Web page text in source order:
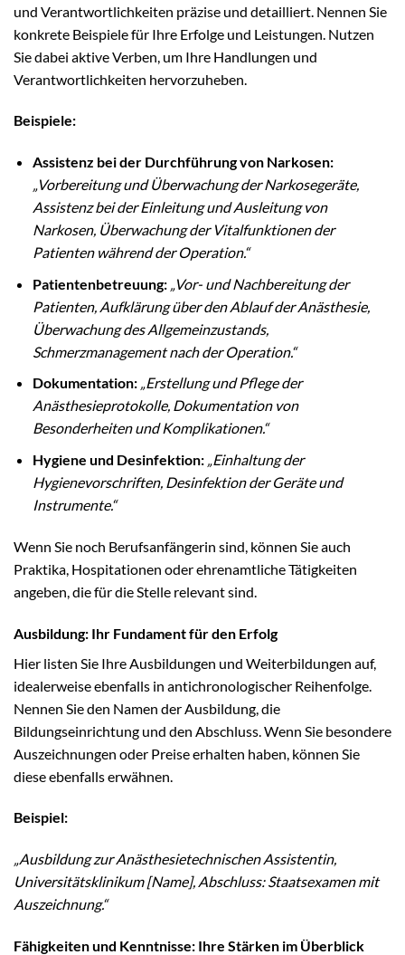
und Verantwortlichkeiten präzise und detailliert. Nennen Sie
konkrete Beispiele für Ihre Erfolge und Leistungen. Nutzen
Sie dabei aktive Verben, um Ihre Handlungen und
Verantwortlichkeiten hervorzuheben.
Beispiele:
Assistenz bei der Durchführung von Narkosen:
„Vorbereitung und Überwachung der Narkosegeräte,
Assistenz bei der Einleitung und Ausleitung von
Narkosen, Überwachung der Vitalfunktionen der
Patienten während der Operation.“
Patientenbetreuung: „Vor- und Nachbereitung der
Patienten, Aufklärung über den Ablauf der Anästhesie,
Überwachung des Allgemeinzustands,
Schmerzmanagement nach der Operation.“
Dokumentation: „Erstellung und Pflege der
Anästhesieprotokolle, Dokumentation von
Besonderheiten und Komplikationen.“
Hygiene und Desinfektion: „Einhaltung der
Hygienevorschriften, Desinfektion der Geräte und
Instrumente.“
Wenn Sie noch Berufsanfängerin sind, können Sie auch
Praktika, Hospitationen oder ehrenamtliche Tätigkeiten
angeben, die für die Stelle relevant sind.
Ausbildung: Ihr Fundament für den Erfolg
Hier listen Sie Ihre Ausbildungen und Weiterbildungen auf,
idealerweise ebenfalls in antichronologischer Reihenfolge.
Nennen Sie den Namen der Ausbildung, die
Bildungseinrichtung und den Abschluss. Wenn Sie besondere
Auszeichnungen oder Preise erhalten haben, können Sie
diese ebenfalls erwähnen.
Beispiel:
„Ausbildung zur Anästhesietechnischen Assistentin,
Universitätsklinikum [Name], Abschluss: Staatsexamen mit
Auszeichnung.“
Fähigkeiten und Kenntnisse: Ihre Stärken im Überblick